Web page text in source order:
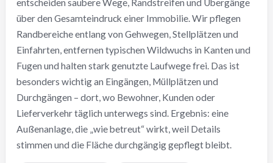
entscheiden saubere Wege, Randstreifen und Übergänge
über den Gesamteindruck einer Immobilie. Wir pflegen
Randbereiche entlang von Gehwegen, Stellplätzen und
Einfahrten, entfernen typischen Wildwuchs in Kanten und
Fugen und halten stark genutzte Laufwege frei. Das ist
besonders wichtig an Eingängen, Müllplätzen und
Durchgängen – dort, wo Bewohner, Kunden oder
Lieferverkehr täglich unterwegs sind. Ergebnis: eine
Außenanlage, die „wie betreut“ wirkt, weil Details
stimmen und die Fläche durchgängig gepflegt bleibt.